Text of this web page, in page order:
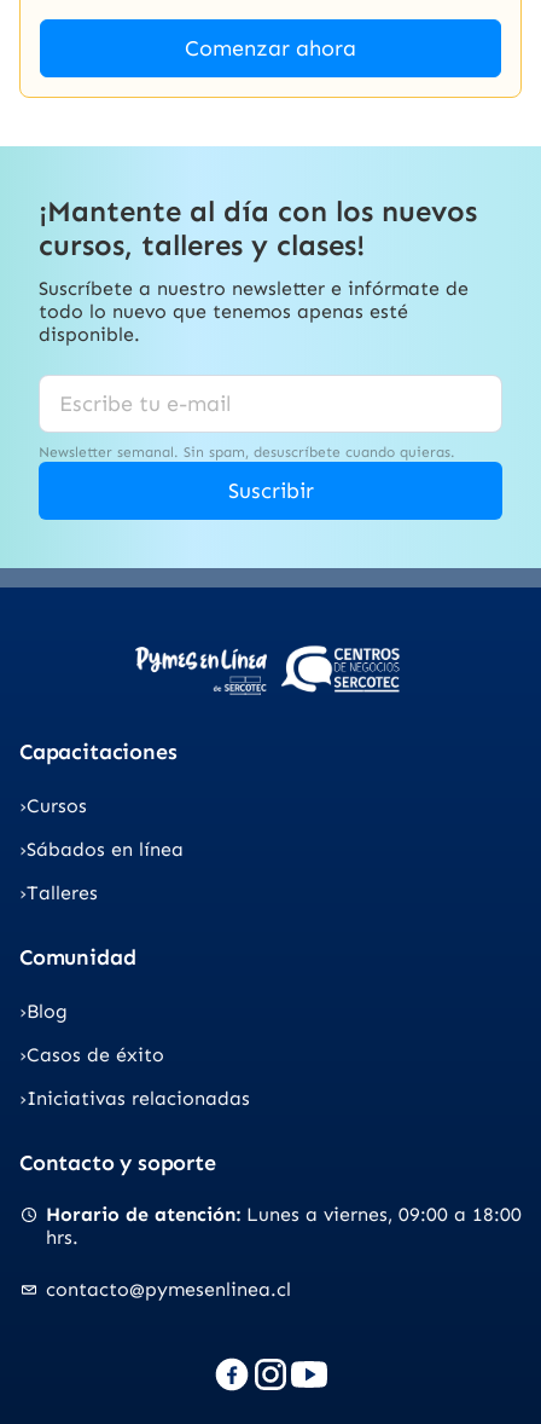
Comenzar ahora
¡Mantente al día con los nuevos
cursos, talleres y clases!
Suscríbete a nuestro newsletter e infórmate de
todo lo nuevo que tenemos apenas esté
disponible.
Newsletter semanal. Sin spam, desuscríbete cuando quieras.
Suscribir
Capacitaciones
Cursos
Sábados en línea
Talleres
Comunidad
Blog
Casos de éxito
Iniciativas relacionadas
Contacto y soporte
Horario de atención Lunes a viernes 09:00 a 18:00
hrs.
contacto@pymesenlinea.cl